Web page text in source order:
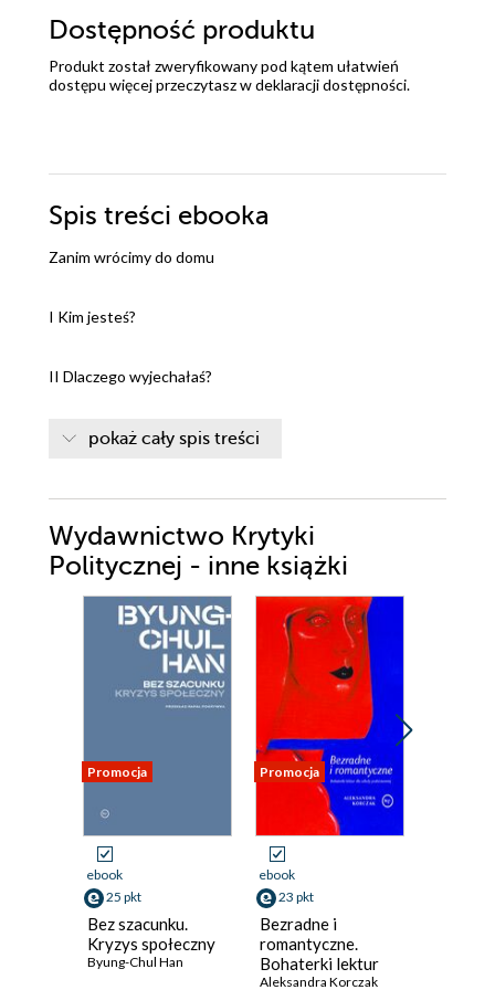
Dostępność produktu
Produkt został zweryfikowany pod kątem ułatwień
dostępu więcej przeczytasz wdeklaracji dostępności.
Spis treści ebooka
Zanim wrócimy do domu
I Kim jesteś?
II Dlaczego wyjechałaś?
III Jak Ty tutaj przetrwasz?
IV Kiedy wrócisz do domu?
Moje rozsiane domy
Teksty źródłowe
pokaż cały spis treści
Wydawnictwo Krytyki
Politycznej - inne książki
Promocja
ebook
25 pkt
Bez szacunku.
Kryzys społeczny
Byung-Chul Han
Promocja
ebook
23 pkt
Bezradne i
romantyczne.
Bohaterki lektur
dla szkoły
Aleksandra Korczak